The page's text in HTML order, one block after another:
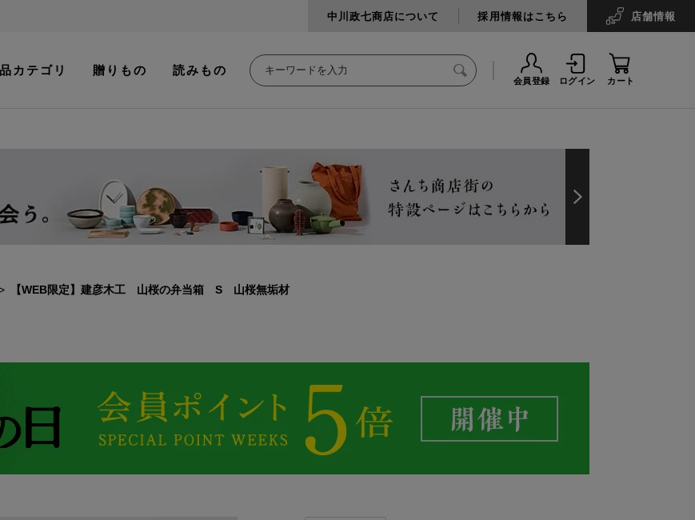
中川政七商店について 採用情報はこちら 店舗情報
カテゴリ 贈りもの 読みもの
会員登録 ログイン カート
【WEB限定】建彦木工 山桜の弁当箱 S 山桜無垢材